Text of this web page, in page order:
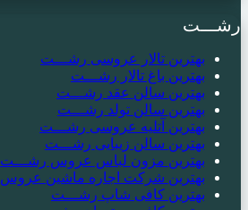
رشـــت
بهترین تالار عروسی رشـــت
بهترین باغ تالار رشـــت
بهترین سالن عقد رشـــت
بهترین سالن تولد رشـــت
بهترین آتلیه عروسی رشـــت
بهترین سالن زیبایی رشـــت
بهترین مزون لباس عروس رشـــت
بهترین شرکت اجاره ماشین
بهترین کافی شاپ رشـــت